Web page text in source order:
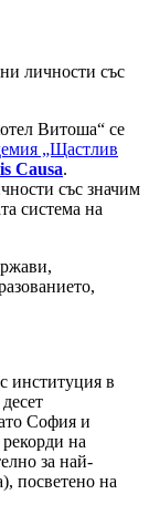
Витоша“ се
„Щастлив
Causa.
със значим
система на
институция в
София и
на
за най-
посветено на